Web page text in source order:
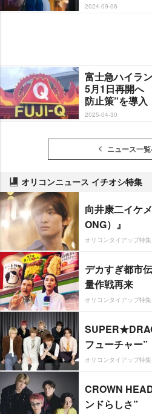
2024-09-06
富士急ハイラ
5月1日再開へ
防止策”を導入
2025-04-30
ニュース一
オリコンニュース イチオシ特集
向井康二イケ
ONG）』
オリコンタイアップ特集
デカすぎ都市
量作戦再来
オリコンタイアップ特集
フューチャー”
オリコンタイアップ特集
CROWN
ンドらしさ”